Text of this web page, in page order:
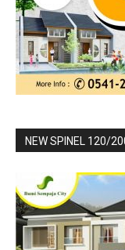
NEW SPINEL 120/